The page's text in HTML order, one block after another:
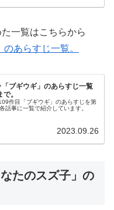
一覧はこちらから
あらすじ一覧。
ブギウギ」のあらすじ一覧
。
作目「ブギウギ」のあらすじを第
話事に一覧で紹介しています。
2023.09.26
たのスズ子」の